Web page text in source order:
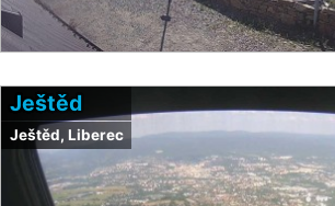
Ještěd
Ještěd, Liberec